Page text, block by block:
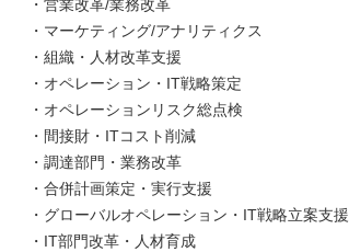
・営業改革/業務改革
・マーケティング/アナリティクス
・組織・人材改革支援
・オペレーション・IT戦略策定
・オペレーションリスク総点検
・間接財・ITコスト削減
・調達部門・業務改革
・合併計画策定・実行支援
・グローバルオペレーション・IT戦略立案支援
・IT部門改革・人材育成